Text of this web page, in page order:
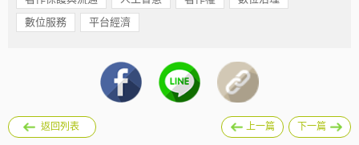
數位服務
平台經濟
返回列表 上一篇 下一篇